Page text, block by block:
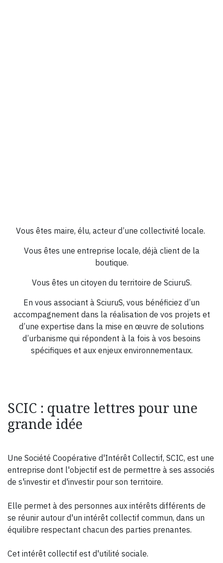
Vous êtes maire, élu, acteur d’une collectivité locale.
Vous êtes une entreprise locale, déjà client de la
boutique.
Vous êtes un citoyen du territoire de SciuruS.
En vous associant à SciuruS, vous bénéficiez d’un
accompagnement dans la réalisation de vos projets et
d’une expertise dans la mise en œuvre de solutions
d’urbanisme qui répondent à la fois à vos besoins
spécifiques et aux enjeux environnementaux.
SCIC : quatre lettres pour une
grande idée
Une Société Coopérative d'Intérêt Collectif, SCIC, est une
entreprise dont l'objectif est de permettre à ses associés
de s'investir et d'investir pour son territoire.
Elle permet à des personnes aux intérêts différents de
se réunir autour d'un intérêt collectif commun, dans un
équilibre respectant chacun des parties prenantes.
Cet intérêt collectif est d'utilité sociale.